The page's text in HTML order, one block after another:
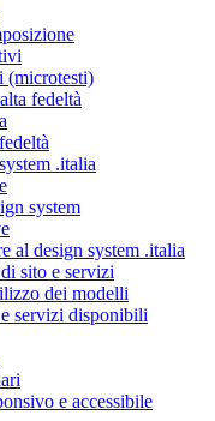
(microtesti)
fedeltà
.italia
system
al design system .italia
sito e servizi
dei modelli
servizi disponibili
e accessibile